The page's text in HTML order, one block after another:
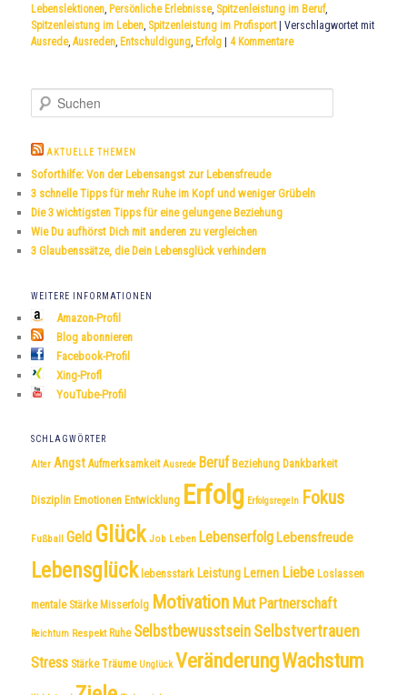
Lebenslektionen Persönliche Erlebnisse, Spitzenleistung im Beruf,
Spitzenleistung im Leben Spitzenleistung im Profisport |Verschlagwortet mit
Ausrede,Ausreden Entschuldigung Erfolg |4Kommentare
u
h
n
AKTUELLE THEMEN
Soforthilfe: Von der Lebensangst zur Lebensfreude
3 schnelle Tipps für mehr Ruhe im Kopf und weniger Grübeln
Die 3 wichtigsten Tipps für eine gelungene Beziehung
Wie Du aufhörst Dich mit anderen zu vergleichen
3 Glaubenssätze, die Dein Lebensglück verhindern
WEITERE INFORMATIONEN
Amazon-Profil
Blog abonnieren
Facebook-Profil
Xing-Profl
YouTube-Profil
SCHLAGWÖRTER
Alter Angst Aufmerksamkeit Ausrede Beruf Beziehung Dankbarkeit
Disziplin Emotionen Entwicklung Erfolg Erfolgsregeln Fokus
Fußball Geld Glück Job Leben Lebenserfolg Lebensfreude
Lebensglück lebensstark Leistung Lernen Liebe Loslassen
mentale Stärke Misserfolg Motivation Mut Partnerschaft
Reichtum Respekt Ruhe Selbstbewusstsein Selbstvertrauen
Stress Stärke Träume Unglück VeränderungWachstum